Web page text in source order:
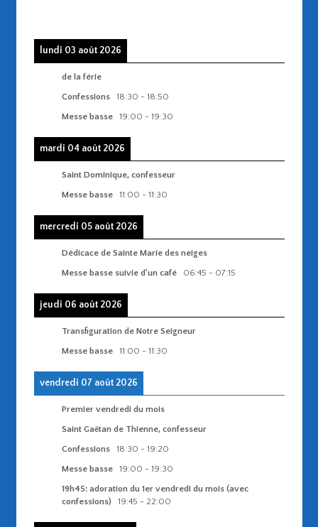
lundi 03 août 2026
de la férie
Confessions
18:30 - 18:50
Messe basse
19:00 - 19:30
mardi 04 août 2026
Saint Dominique, confesseur
Messe basse
11:00 - 11:30
mercredi 05 août 2026
Dédicace de Sainte Marie des neiges
Messe basse suivie d'un café
06:45 - 07:15
jeudi 06 août 2026
Transfiguration de Notre Seigneur
Messe basse
11:00 - 11:30
vendredi 07 août 2026
Premier vendredi du mois
Saint Gaëtan de Thienne, confesseur
Confessions
18:30 - 19:20
Messe basse
19:00 - 19:30
19h45: adoration du 1er vendredi du mois (avec
confessions)
19:45 - 22:00